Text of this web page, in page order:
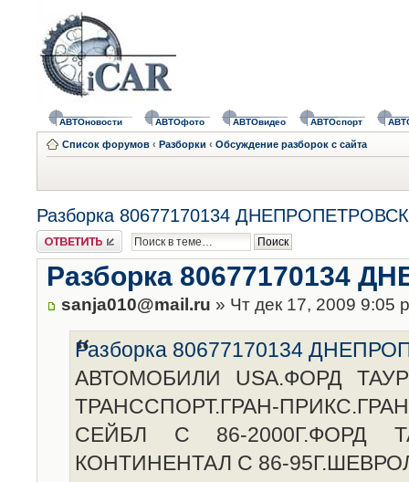
АВТОновости АВТОфото АВТОвидео АВТОспорт
Список форумов ‹ Разборки ‹ Обсуждение разборок с сайта
Разборка 80677170134 ДНЕПРОПЕТРОВСК
Ответить
Разборка 80677170134
sanja010@mail.ru » Чт дек 17, 2009 9:05
Разборка 80677170134
АВТОМОБИЛИ USA.ФОРД
ТРАНССПОРТ.ГРАН-
СЕЙБЛ С 86-2000Г.ФОРД
КОНТИНЕНТАЛ С 86-